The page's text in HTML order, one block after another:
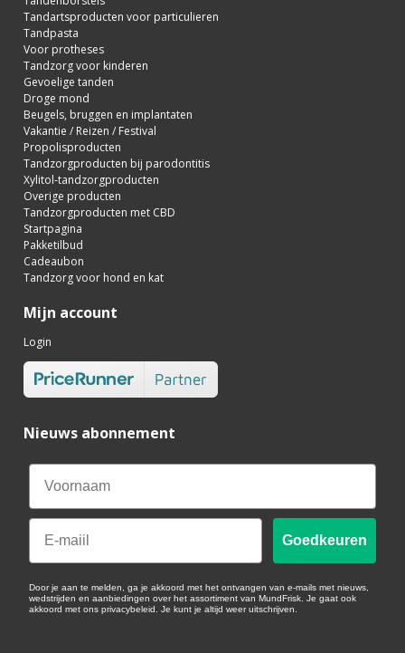
Tandartsproducten voor particulieren
Tandpasta
Voor protheses
Tandzorg voor kinderen
Gevoelige tanden
Droge mond
Beugels, bruggen en implantaten
Vakantie / Reizen / Festival
Propolisproducten
Tandzorgproducten bij parodontitis
Xylitol-tandzorgproducten
Overige producten
Tandzorgproducten met CBD
Startpagina
Pakketilbud
Cadeaubon
Tandzorg voor hond en kat
Mijn account
Login
Nieuws abonnement
Email
Goedkeuren
Door je aan te melden, ga je akkoord met het ontvangen van e-mails met nieuws,
wedstrijden en aanbiedingen over het assortiment van MundFrisk. Je gaat ook
akkoord met ons privacybeleid. Je kunt je altijd weer uitschrijven.